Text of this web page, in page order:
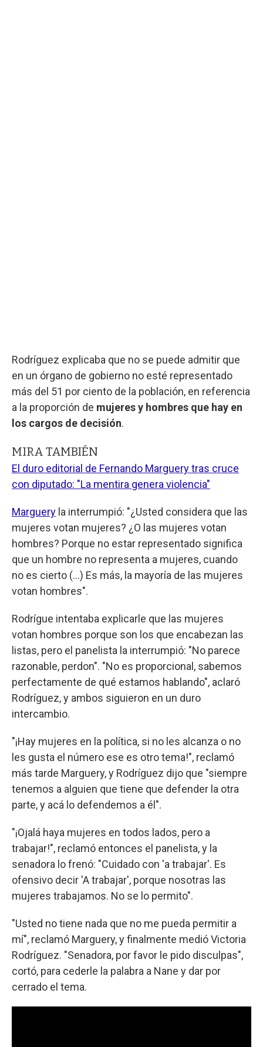
Rodríguez explicaba que no se puede admitir que
en un órgano de gobierno no esté representado
más del 51 por ciento de la población, en referencia
a la proporción de mujeres y hombres que hay en
los cargos de decisión.
MIRA TAMBIÉN
El duro editorial de Fernando Marguery tras cruce
con diputado: "La mentira genera violencia"
Marguery la interrumpió: "¿Usted considera que las
mujeres votan mujeres? ¿O las mujeres votan
hombres? Porque no estar representado significa
que un hombre no representa a mujeres, cuando
no es cierto (...) Es más, la mayoría de las mujeres
votan hombres".
Rodrígue intentaba explicarle que las mujeres
votan hombres porque son los que encabezan las
listas, pero el panelista la interrumpió: "No parece
razonable, perdon". "No es proporcional, sabemos
perfectamente de qué estamos hablando", aclaró
Rodríguez, y ambos siguieron en un duro
intercambio.
"¡Hay mujeres en la política, si no les alcanza o no
les gusta el número ese es otro tema!", reclamó
más tarde Marguery, y Rodríguez dijo que "siempre
tenemos a alguien que tiene que defender la otra
parte, y acá lo defendemos a él".
"¡Ojalá haya mujeres en todos lados, pero a
trabajar!", reclamó entonces el panelista, y la
senadora lo frenó: "Cuidado con 'a trabajar'. Es
ofensivo decir 'A trabajar', porque nosotras las
mujeres trabajamos. No se lo permito".
"Usted no tiene nada que no me pueda permitir a
mí", reclamó Marguery, y finalmente medió Victoria
Rodríguez. "Senadora, por favor le pido disculpas",
cortó, para cederle la palabra a Nane y dar por
cerrado el tema.